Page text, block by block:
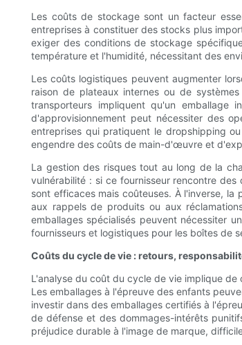
Les coûts de stockage sont un facteur
entreprises à constituer des stocks plus
exiger des conditions de stockage
température et l'humidité, nécessitant des
Les coûts logistiques peuvent augmenter
raison de plateaux internes ou de
transporteurs impliquent qu'un emballage
d'approvisionnement peut nécessiter des
entreprises qui pratiquent le dropshipping
engendre des coûts de main-d'œuvre et
La gestion des risques tout au long de la
vulnérabilité : si ce fournisseur rencontre
sont efficaces mais coûteuses. À l'inverse,
aux rappels de produits ou aux
emballages spécialisés peuvent nécessiter
fournisseurs et logistiques pour les boîtes de
Coûts du cycle de vie : retours,
L'analyse du coût du cycle de vie implique
Les emballages à l'épreuve des enfants
investir dans des emballages certifiés à
de défense et des dommages-intérêts
préjudice durable à l'image de marque,